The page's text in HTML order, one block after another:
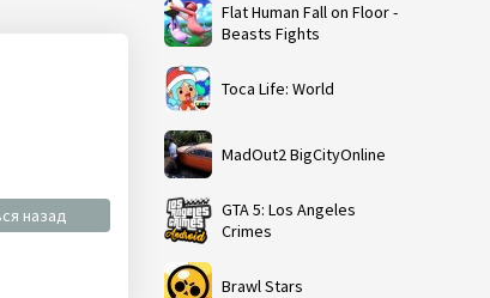
Flat Human Fall on Floor -
Beasts Fights
Toca Life: World
MadOut2 BigCityOnline
GTA 5: Los Angeles
Crimes
Brawl Stars
назад